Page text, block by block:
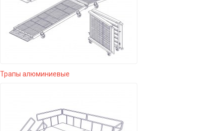
Трапы алюминиевые